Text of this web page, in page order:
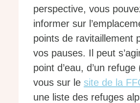
perspective, vous
informer sur
points de ravitaillement
vos pauses. Il peut
point d’eau, d’un
vous sur le site de la
une liste des refuges